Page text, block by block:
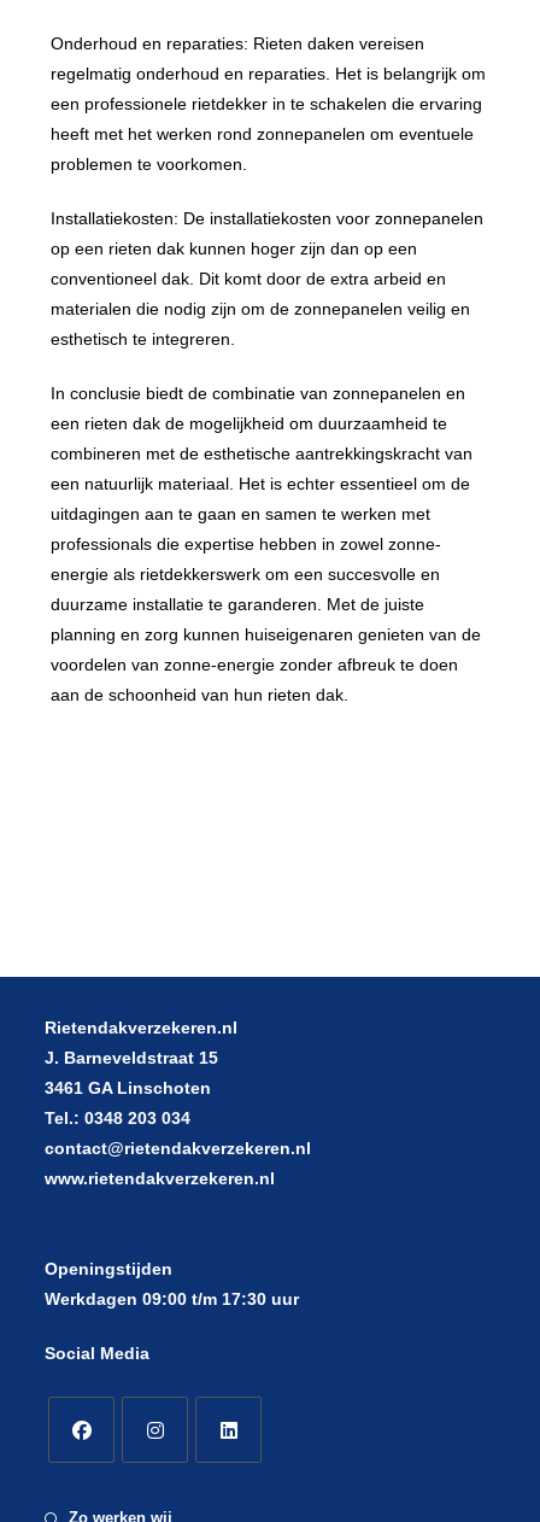
Onderhoud en reparaties: Rieten daken vereisen
regelmatig onderhoud en reparaties. Het is belangrijk om
een professionele rietdekker in te schakelen die ervaring
heeft met het werken rond zonnepanelen om eventuele
problemen te voorkomen.
Installatiekosten: De installatiekosten voor zonnepanelen
op een rieten dak kunnen hoger zijn dan op een
conventioneel dak. Dit komt door de extra arbeid en
materialen die nodig zijn om de zonnepanelen veilig en
esthetisch te integreren.
In conclusie biedt de combinatie van zonnepanelen en
een rieten dak de mogelijkheid om duurzaamheid te
combineren met de esthetische aantrekkingskracht van
een natuurlijk materiaal. Het is echter essentieel om de
uitdagingen aan te gaan en samen te werken met
professionals die expertise hebben in zowel zonne-
energie als rietdekkerswerk om een succesvolle en
duurzame installatie te garanderen. Met de juiste
planning en zorg kunnen huiseigenaren genieten van de
voordelen van zonne-energie zonder afbreuk te doen
aan de schoonheid van hun rieten dak.
Rietendakverzekeren.nl
J. Barneveldstraat 15
3461 GA Linschoten
Tel.: 0348 203 034
contact@rietendakverzekeren.nl
www.rietendakverzekeren.nl
Openingstijden
Werkdagen 09:00 t/m 17:30 uur
Social Media
Zo werken wij